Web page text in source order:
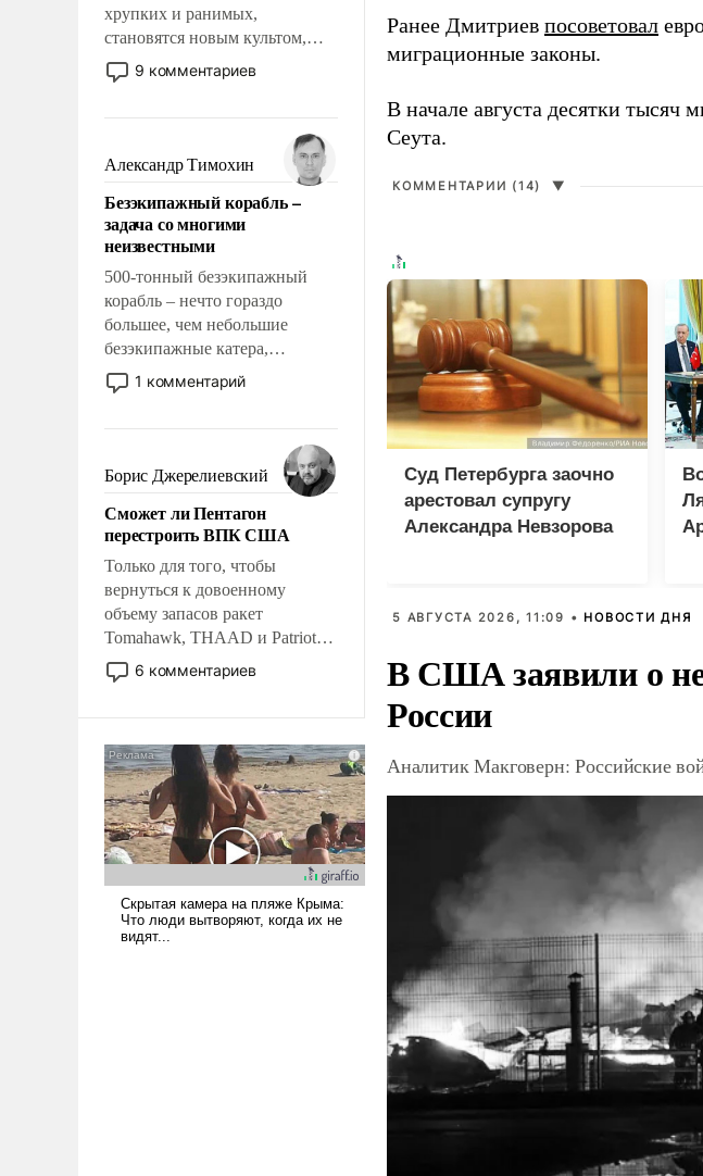
хрупких и ранимых,
становятся новым культом,
постепенно вытесняя и
отменяя традиционное
мужественным и твердым под
ударами судьбы, брать на себя
ответственность, помогать
слабым, идти вперед и
адаптироваться.
9 комментариев
Александр Тимохин
Безэкипажный корабль –
задача со многими
неизвестными
500-тонный безэкипажный
корабль – нечто гораздо
большее, чем небольшие
безэкипажные катера,
применение которых уже
стало обыденностью. Задача по
сложна и амбициозна. Однако
и ее реализация радикально
поднимет наши боевые
возможности.
1 комментарий
Борис Джерелиевский
Сможет ли Пентагон
перестроить ВПК США
Только для того, чтобы
вернуться к довоенному
объему запасов ракет
Tomahawk, THAAD и Patriot
США потребуется более трех
лет. Даже небольшая война с
Сложившаяся ситуация
означает многолетний период
уязвимости США, например,
перед Китаем.
6 комментариев
Ранее Дмитриев посоветовал
миграционные законы.
В начале августа десятки тысяч
Сеута.
КОММЕНТАРИИ (14) ▼
Суд Петербурга заочно
арестовал супругу
Александра Невзорова
5 АВГУСТА 2026, 11:09 • НОВОСТИ ДНЯ
В США заявили о
России
Аналитик Макговерн: Российские